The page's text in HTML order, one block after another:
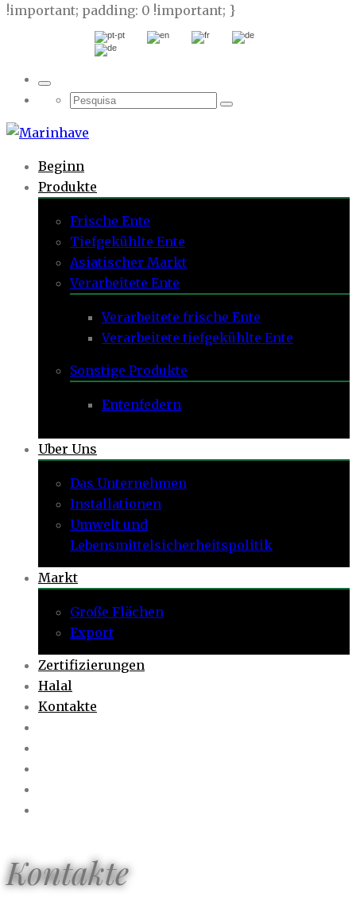
!important; padding: 0 !important; }
Beginn
Produkte
Frische Ente
Tiefgekühlte Ente
Asiatischer Markt
Verarbeitete Ente
Verarbeitete frische Ente
Verarbeitete tiefgekühlte Ente
Sonstige Produkte
Entenfedern
Uber Uns
Das Unternehmen
Installationen
Umwelt und
Lebensmittelsicherheitspolitik
Markt
Große Flächen
Export
Zertifizierungen
Halal
Kontakte
Kontakte